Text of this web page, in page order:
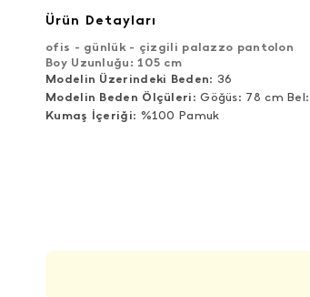
Ürün Detayları
ofis - günlük - çizgili palazzo pantolon
Boy Uzunluğu : 105 cm
Modelin Üzerindeki Beden: 36
Modelin Beden Ölçüleri : Göğüs: 78 cm
Kumaş İçeriği: %100 Pamuk